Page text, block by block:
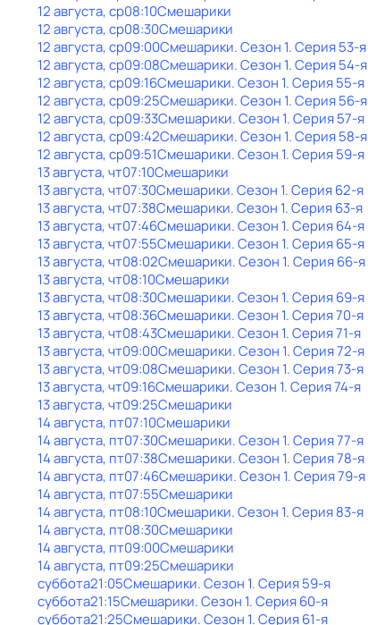
12 августа, ср08:10Смешарики
12 августа, ср08:30Смешарики
12 августа, ср09:00Смешарики. Сезон 1. Серия 53-я
12 августа, ср09:08Смешарики. Сезон 1. Серия 54-я
12 августа, ср09:16Смешарики. Сезон 1. Серия 55-я
12 августа, ср09:25Смешарики. Сезон 1. Серия 56-я
12 августа, ср09:33Смешарики. Сезон 1. Серия 57-я
12 августа, ср09:42Смешарики. Сезон 1. Серия 58-я
12 августа, ср09:51Смешарики. Сезон 1. Серия 59-я
13 августа, чт07:10Смешарики
13 августа, чт07:30Смешарики. Сезон 1. Серия 62-я
13 августа, чт07:38Смешарики. Сезон 1. Серия 63-я
13 августа, чт07:46Смешарики. Сезон 1. Серия 64-я
13 августа, чт07:55Смешарики. Сезон 1. Серия 65-я
13 августа, чт08:02Смешарики. Сезон 1. Серия 66-я
13 августа, чт08:10Смешарики
13 августа, чт08:30Смешарики. Сезон 1. Серия 69-я
13 августа, чт08:36Смешарики. Сезон 1. Серия 70-я
13 августа, чт08:43Смешарики. Сезон 1. Серия 71-я
13 августа, чт09:00Смешарики. Сезон 1. Серия 72-я
13 августа, чт09:08Смешарики. Сезон 1. Серия 73-я
13 августа, чт09:16Смешарики. Сезон 1. Серия 74-я
13 августа, чт09:25Смешарики
14 августа, пт07:10Смешарики
14 августа, пт07:30Смешарики. Сезон 1. Серия 77-я
14 августа, пт07:38Смешарики. Сезон 1. Серия 78-я
14 августа, пт07:46Смешарики. Сезон 1. Серия 79-я
14 августа, пт07:55Смешарики
14 августа, пт08:10Смешарики. Сезон 1. Серия 83-я
14 августа, пт08:30Смешарики
14 августа, пт09:00Смешарики
14 августа, пт09:25Смешарики
суббота21:05Смешарики. Сезон 1. Серия 59-я
суббота21:15Смешарики. Сезон 1. Серия 60-я
суббота21:25Смешарики. Сезон 1. Серия 61-я